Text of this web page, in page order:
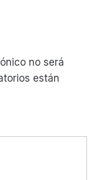
no será
están